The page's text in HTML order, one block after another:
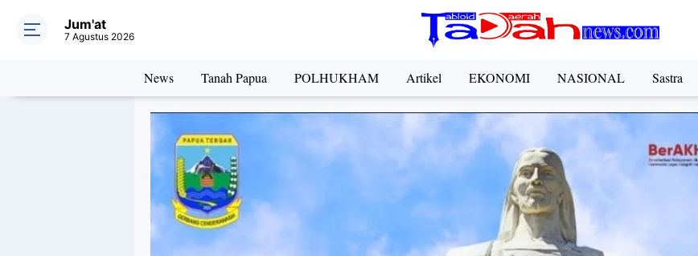
Jum'at
7 Agustus 2026
News Tanah Papua POLHUKHAM Artikel EKONOMI NASIONAL Sastra